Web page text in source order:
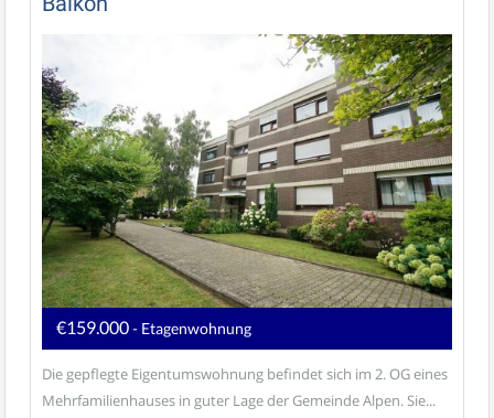
€159.000- Etagenwohnung
Die gepflegte Eigentumswohnung befindet sich im 2. OG eines
Mehrfamilienhauses in guter Lage der Gemeinde Alpen. Sie...